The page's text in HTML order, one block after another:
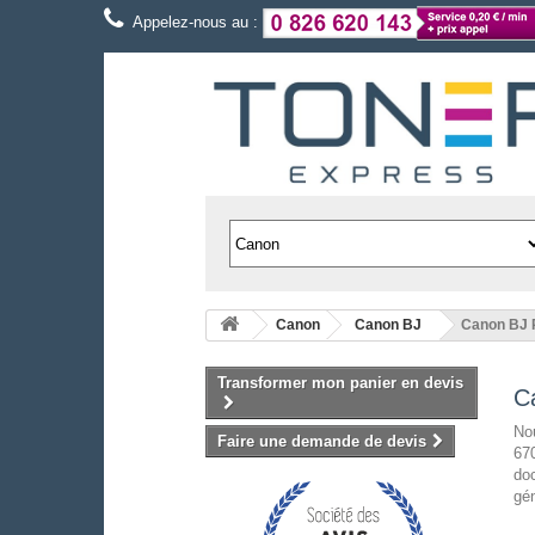
Appelez-nous au :
Canon Canon BJ Canon BJ
Transformer mon panier en devis
Faire une demande de devis